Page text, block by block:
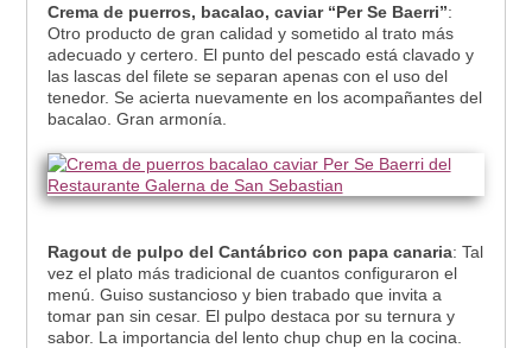
Crema de puerros, bacalao, caviar “Per Se Baerri”:
Otro producto de gran calidad y sometido al trato más
adecuado y certero. El punto del pescado está clavado y
las lascas del filete se separan apenas con el uso del
tenedor. Se acierta nuevamente en los acompañantes del
bacalao. Gran armonía.
Ragout de pulpo del Cantábrico con papa canaria: Tal
vez el plato más tradicional de cuantos configuraron el
menú. Guiso sustancioso y bien trabado que invita a
tomar pan sin cesar. El pulpo destaca por su ternura y
sabor. La importancia del lento chup chup en la cocina.